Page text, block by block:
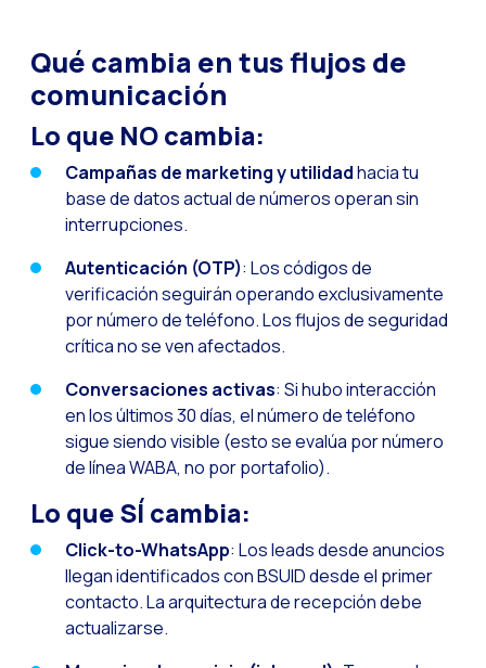
Qué cambia en tus flujos de
comunicación
Lo que NO cambia:
Campañas de marketing y utilidadhacia tu
base de datos actual de números operan sin
interrupciones.
Autenticación (OTP): Los códigos de
verificación seguirán operando exclusivamente
por número de teléfono. Los flujos de seguridad
crítica no se ven afectados.
Conversaciones activas: Si hubo interacción
en los últimos 30 días, el número de teléfono
sigue siendo visible (esto se evalúa por número
de línea WABA, no por portafolio).
Lo que SÍ cambia:
Click-to-WhatsApp: Los leads desde anuncios
llegan identificados con BSUID desde el primer
contacto. La arquitectura de recepción debe
actualizarse.